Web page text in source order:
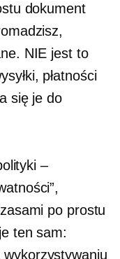
dokument
NIE jest to
płatności
się je do
–
po prostu
ten sam: